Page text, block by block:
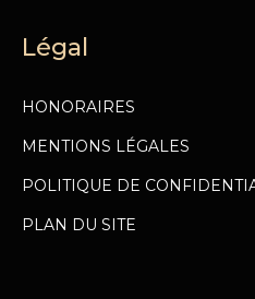
Légal
HONORAIRES
MENTIONS LÉGALES
POLITIQUE DE
PLAN DU SITE